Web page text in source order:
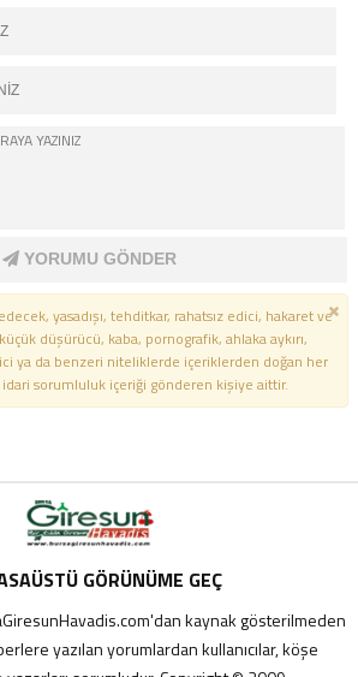
YORUMU GÖNDER
yasadışı, tehditkar, rahatsız edici, hakaret ve
düşürücü, kaba, pornografik, ahlaka aykırı,
ya da benzeri niteliklerde içeriklerden doğan her
sorumluluk içeriği gönderen kişiye aittir.
GÖRÜNÜME GEÇ
kaynak gösterilmeden
yazılan yorumlardan kullanıcılar, köşe